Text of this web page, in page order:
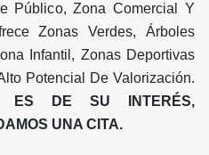
Público, Zona Comercial Y
Zonas Verdes, Árboles
Infantil, Zonas Deportivas
Potencial De Valorización.
ES DE SU INTERÉS,
UNA CITA.